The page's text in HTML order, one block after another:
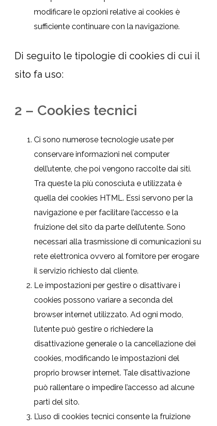
modificare le opzioni relative ai cookies è
sufficiente continuare con la navigazione.
Di seguito le tipologie di cookies di cui il
sito fa uso:
2 – Cookies tecnici
Ci sono numerose tecnologie usate per
conservare informazioni nel computer
dell’utente, che poi vengono raccolte dai siti.
Tra queste la più conosciuta e utilizzata è
quella dei cookies HTML. Essi servono per la
navigazione e per facilitare l’accesso e la
fruizione del sito da parte dell’utente. Sono
necessari alla trasmissione di comunicazioni su
rete elettronica ovvero al fornitore per erogare
il servizio richiesto dal cliente.
Le impostazioni per gestire o disattivare i
cookies possono variare a seconda del
browser internet utilizzato. Ad ogni modo,
l’utente può gestire o richiedere la
disattivazione generale o la cancellazione dei
cookies, modificando le impostazioni del
proprio browser internet. Tale disattivazione
può rallentare o impedire l’accesso ad alcune
parti del sito.
L’uso di cookies tecnici consente la fruizione